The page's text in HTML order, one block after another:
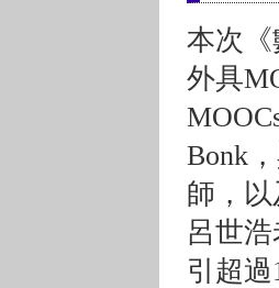
本次
外具
Bonk
師，
呂世
引超